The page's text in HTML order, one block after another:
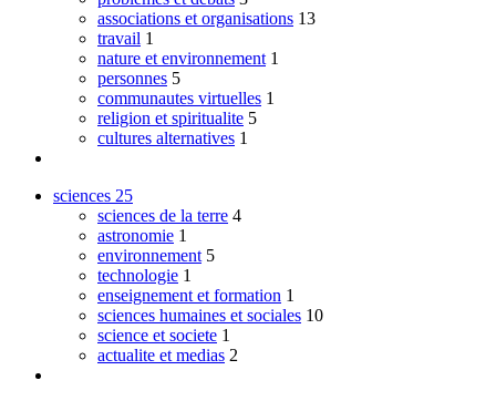
associations et organisations 13
travail 1
nature et environnement 1
personnes 5
communautes virtuelles 1
religion et spiritualite 5
cultures alternatives 1
sciences 25
sciences de la terre 4
astronomie 1
environnement 5
technologie 1
enseignement et formation 1
sciences humaines et sociales 10
science et societe 1
actualite et medias 2